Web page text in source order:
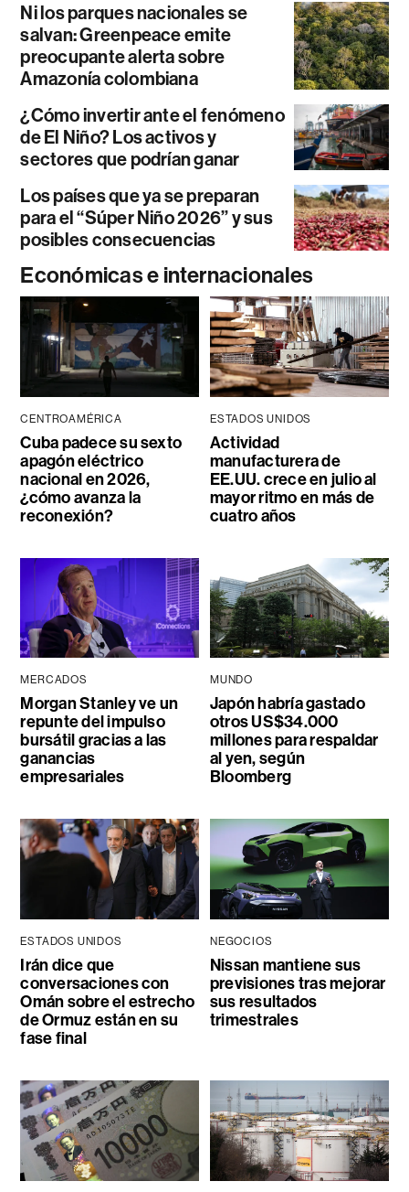
Ni los parques nacionales se
salvan: Greenpeace emite
preocupante alerta sobre
Amazonía colombiana
¿Cómo invertir ante el fenómeno
de El Niño? Los activos y
sectores que podrían ganar
Los países que ya se preparan
para el “Súper Niño 2026” y sus
posibles consecuencias
Económicas e internacionales
CENTROAMÉRICA
Cuba padece su sexto
apagón eléctrico
nacional en 2026,
¿cómo avanza la
reconexión?
ESTADOS UNIDOS
Actividad
manufacturera de
EE.UU. crece en julio al
mayor ritmo en más de
cuatro años
MERCADOS
Morgan Stanley ve un
repunte del impulso
bursátil gracias a las
ganancias
empresariales
MUNDO
Japón habría gastado
otros US$34.000
millones para respaldar
al yen, según
Bloomberg
ESTADOS UNIDOS
Irán dice que
conversaciones con
Omán sobre el estrecho
de Ormuz están en su
fase final
NEGOCIOS
Nissan mantiene sus
previsiones tras mejorar
sus resultados
trimestrales